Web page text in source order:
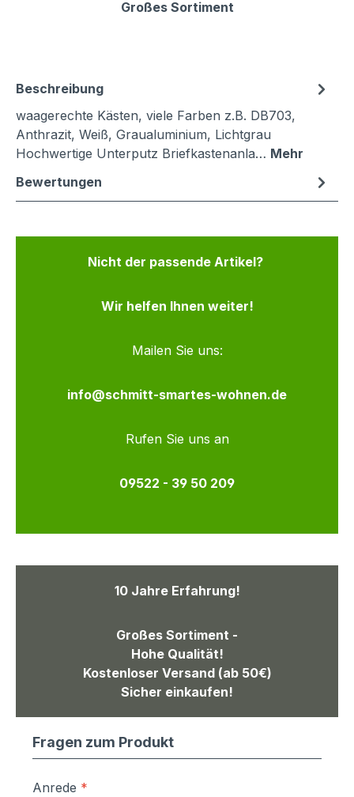
Großes Sortiment
Beschreibung
waagerechte Kästen, viele Farben z.B. DB703,
Anthrazit, Weiß, Graualuminium, Lichtgrau
Hochwertige Unterputz Briefkastenanla… Mehr
Bewertungen
Nicht der passende Artikel?
Wir helfen Ihnen weiter!
Mailen Sie uns:
info@schmitt-smartes-wohnen.de
Rufen Sie uns an
09522 - 39 50 209
10 Jahre Erfahrung!
Großes Sortiment -
Hohe Qualität!
Kostenloser Versand (ab 50€)
Sicher einkaufen!
Fragen zum Produkt
Anrede *